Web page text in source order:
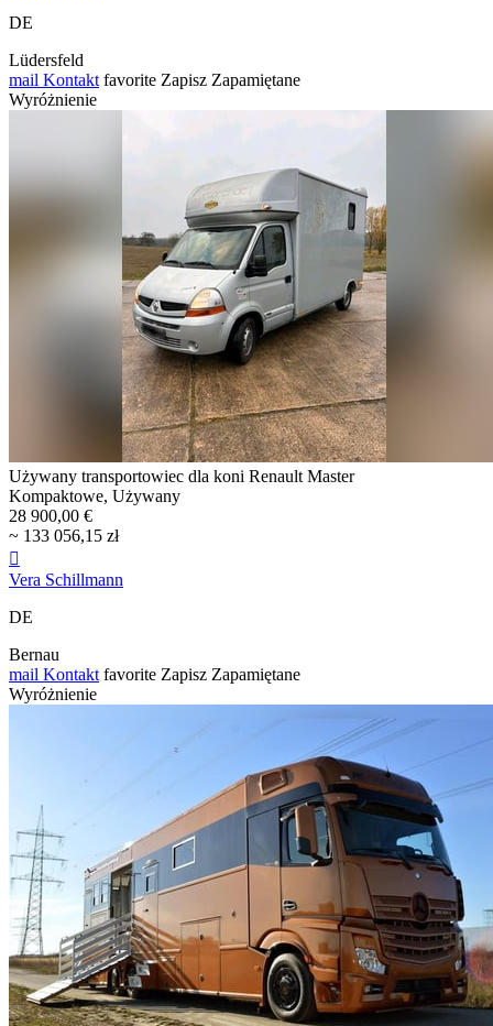
DE
Lüdersfeld
mail Kontakt favorite Zapisz Zapamiętane
Wyróżnienie
Używany transportowiec dla koni Renault Master
Kompaktowe, Używany
28 900,00 €
~ 133 056,15 zł

Vera Schillmann
DE
Bernau
mail Kontakt favorite Zapisz Zapamiętane
Wyróżnienie